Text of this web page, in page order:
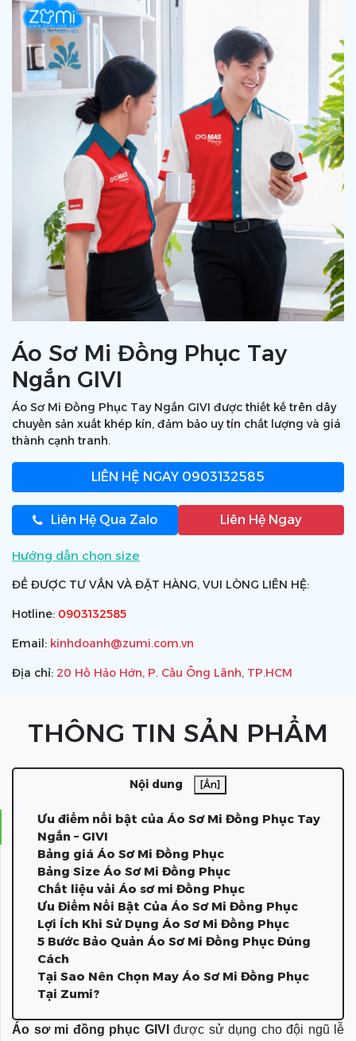
Áo Sơ Mi Đồng Phục Tay
Ngắn GIVI
Áo Sơ Mi Đồng Phục Tay Ngắn GIVI được thiết kế trên dây
chuyền sản xuất khép kín, đảm bảo uy tín chất lượng và giá
thành cạnh tranh.
LIÊN HỆ NGAY 0903132585
Liên Hệ Qua Zalo Liên Hệ Ngay
Hướng dẫn chọn size
ĐỂ ĐƯỢC TƯ VẤN VÀ ĐẶT HÀNG, VUI LÒNG LIÊN HỆ:
Hotline: 0903132585
Email: kinhdoanh@zumi.com.vn
Địa chỉ: 20 Hồ Hảo Hớn, P. Cầu Ông Lãnh, TP.HCM
THÔNG TIN SẢN PHẨM
Nội dung [Ẩn]
Ưu điểm nổi bật của Áo Sơ Mi Đồng Phục Tay
Ngắn – GIVI
Bảng giá Áo Sơ Mi Đồng Phục
Bảng Size Áo Sơ Mi Đồng Phục
Chất liệu vải Áo sơ mi Đồng Phục
Ưu Điểm Nổi Bật Của Áo Sơ Mi Đồng Phục
Lợi Ích Khi Sử Dụng Áo Sơ Mi Đồng Phục
5 Bước Bảo Quản Áo Sơ Mi Đồng Phục Đúng
Cách
Tại Sao Nên Chọn May Áo Sơ Mi Đồng Phục
Tại Zumi?
Áo sơ mi đồng phục GIVI được sử dụng cho đội ngũ lễ